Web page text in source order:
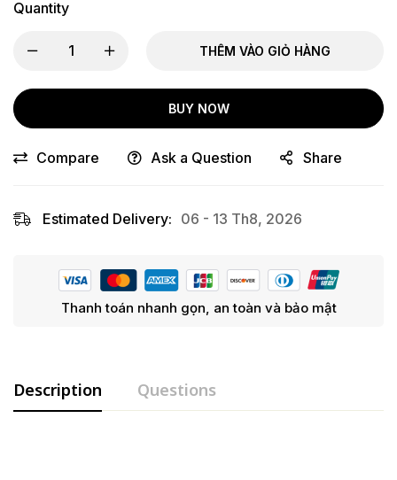
Quantity
THÊM VÀO GIỎ HÀNG
BUY NOW
Compare Ask a Question Share
Estimated Delivery: 06 - 13 Th8, 2026
Thanh toán nhanh gọn, an toàn và bảo mật
Description Questions